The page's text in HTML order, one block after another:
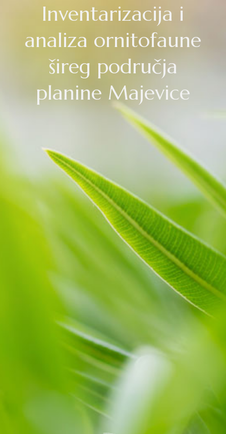
Inventarizacija i
analiza ornitofaune
šireg područja
planine Majevice